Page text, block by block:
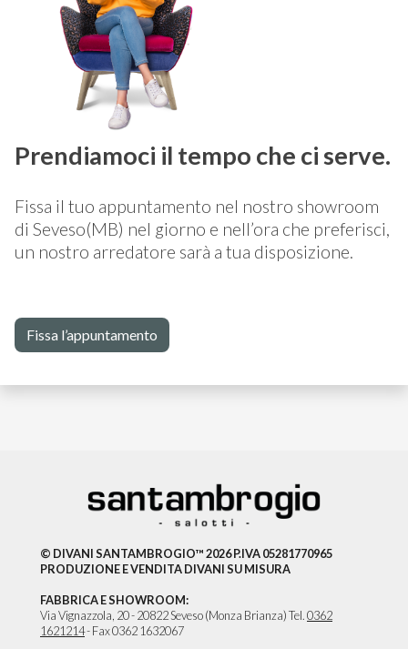
Prendiamoci il tempo che ci serve.
Fissa il tuo appuntamento nel nostro showroom
di Seveso(MB) nel giorno e nell’ora che preferisci,
un nostro arredatore sarà a tua disposizione.
Fissa l’appuntamento
© DIVANI SANTAMBROGIO™ 2026 P.IVA 05281770965
PRODUZIONE E VENDITA DIVANI SU MISURA
FABBRICA E SHOWROOM:
Via Vignazzola, 20 - 20822 Seveso (Monza Brianza) Tel.0362
1621214- Fax 0362 1632067